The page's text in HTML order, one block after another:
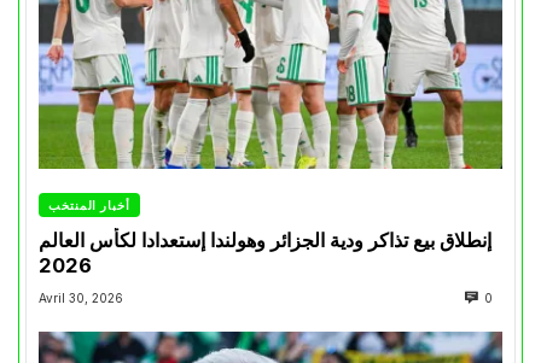
أخبار المنتخب
إنطلاق بيع تذاكر ودية الجزائر وهولندا إستعدادا لكأس العالم
2026
Avril 30, 2026 0